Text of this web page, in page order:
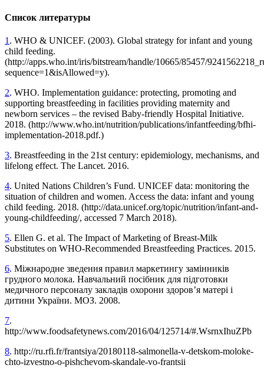
Список литературы
1 . WHO & UNICEF. (2003). Global strategy for infant and young
child feeding.
(http://apps.who.int/iris/bitstream/handle/10665/85457/
sequence=1&isAllowed=y).
2. WHO. Implementation guidance: protecting, promoting and
supporting breastfeeding in facilities providing maternity and
newborn services – the revised Baby-friendly Hospital Initiative.
2018. (http://www.who.int/nutrition/publications/infantfeeding/bfhi-
implementation-2018.pdf.)
3. Breastfeeding in the 21st century: epidemiology, mechanisms, and
lifelong effect. The Lancet. 2016.
4. United Nations Children’s Fund. UNICEF data: monitoring the
situation of children and women. Access the data: infant and young
child feeding. 2018. (http://data.unicef.org/topic/nutrition/infant-and-
young-childfeeding/, accessed 7 March 2018).
5. Ellen G. et al. The Impact of Marketing of Breast-Milk
Substitutes on WHO-Recommended Breastfeeding Practices. 2015.
6. Міжнародне зведення правил маркетингу замінників
грудного молока. Навчальний посібник для підготовки
медичного персоналу закладів охорони здоров’я матері і
дитини України. МОЗ. 2008.
7.
http://www.foodsafetynews.com/2016/04/125714/#.WsrnxIhuZPb
8. http://ru.rfi.fr/frantsiya/20180118-salmonella-v-detskom-moloke-
chto-izvestno-o-pishchevom-skandale-vo-frantsii